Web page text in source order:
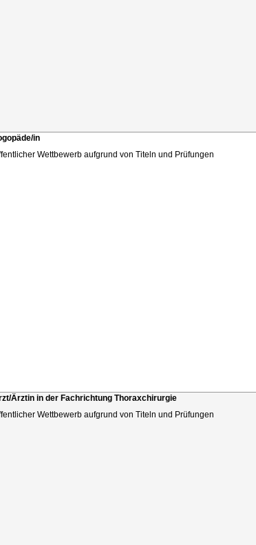
in
Wettbewerb aufgrund von Titeln und Prüfungen
Ärztin in der Fachrichtung Thoraxchirurgie
Wettbewerb aufgrund von Titeln und Prüfungen